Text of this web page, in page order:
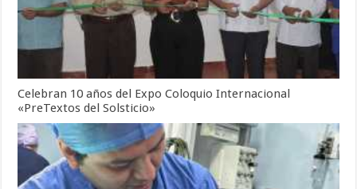
Celebran 10 años del Expo Coloquio Internacional
«PreTextos del Solsticio»